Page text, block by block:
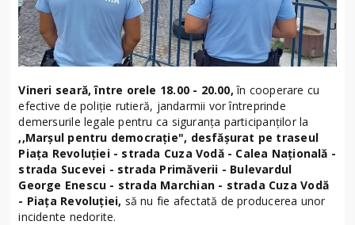
Vineri seară, între orele 18.00 - 20.00,în cooperare cu
efective de poliție rutieră, jandarmii vor întreprinde
demersurile legale pentru ca siguranța participanților la
,,Marșul pentru democrație", desfășurat pe traseul
Piața Revoluției - strada Cuza Vodă - Calea Națională -
strada Sucevei - strada Primăverii - Bulevardul
George Enescu - strada Marchian - strada Cuza Vodă
- Piața Revoluției, să nu fie afectată de producerea unor
incidente nedorite.